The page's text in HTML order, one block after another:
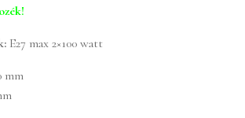
E27 max 2×100 watt
mm